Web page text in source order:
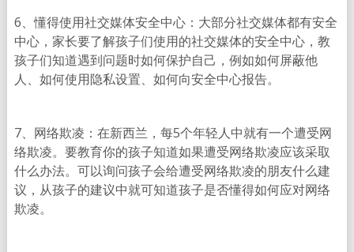
6、懂得使用社交媒体安全中心：大部分社交媒体都有安全
中心，家长要了解孩子们使用的社交媒体的安全中心，教
孩子们知道遇到问题时如何保护自己，例如如何屏蔽他
人、如何使用隐私设置、如何向安全中心报告。
7、网络欺凌：在新西兰，每5个年轻人中就有一个遭受网
络欺凌。要教育你的孩子知道如果遭受网络欺凌应该采取
什么办法。可以询问孩子会给遭受网络欺凌的朋友什么建
议，从孩子的建议中就可知道孩子是否懂得如何应对网络
欺凌。